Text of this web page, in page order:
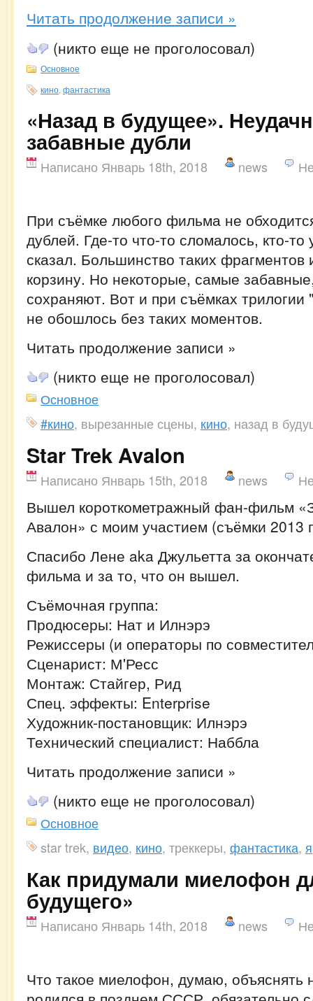
Читать продолжение записи »
(никто еще не проголосовал)
Основное
кино фантастика
«Назад в будущее».
забавные дубли
Написано Январь 18th, 2018 news
При съёмке любого фильма не
дублей. Где-то что-то сломалось, кто-то
сказал. Большинство таких
корзину. Но некоторые, самые
сохраняют. Вот и при съёмках
не обошлось без таких моментов.
Читать продолжение записи »
(никто еще не проголосовал)
Основное
#кино, вырезанные сцены, кино, назад в
Star Trek Avalon
Написано Январь 15th, 2018 news
Вышел короткометражный фан-фильм
Авалон» с моим участием (съёмки 2013
Спасибо Лене aka Джульетта за
фильма и за то, что он вышел.
Съёмочная группа:
Продюсеры: Нат и Илнэрэ
Режиссеры (и операторы по
Сценарист: М'Ресс
Монтаж: Стайгер, Рид
Спец. эффекты: Enterprise
Художник-постановщик: Илнэрэ
Технический специалист: Наббла
Читать продолжение записи »
(никто еще не проголосовал)
Основное
star trek, видео, кино, треккеры, фантастика, я
Как придумали миелофон
будущего»
Написано Январь 14th, 2018 news
Что такое миелофон, думаю, объяснять